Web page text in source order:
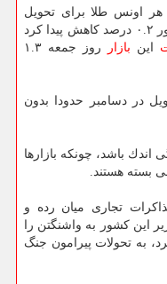
هر اونس طلا برای تحویل
سنگاپور ۰.۲ درصد كاهش پیدا كرد
این بازار
روز جمعه ۱.۳
در دسامبر حدودا بدون
اندك باشد، چونكه بازارها
بسته هستند.
تجاری میان رده و
این كشور به واشنگتن را
به تحولات پیرامون جنگ